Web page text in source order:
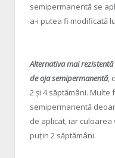
semipermanentă se
a-i putea fi modificată
Alternativa mai
de oja semipermanentă,
2 și 4 săptămâni.
semipermanentă
de aplicat, iar
puțin 2 săptămâni.